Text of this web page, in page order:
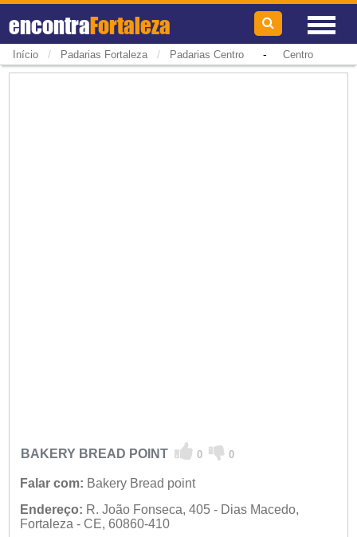
encontraFortaleza
Início / Padarias Fortaleza / Padarias Centro- Centro
BAKERY BREAD POINT 0 0
Falar com: Bakery Bread point
Endereço: R. João Fonseca, 405 - Dias Macedo,
Fortaleza - CE, 60860-410